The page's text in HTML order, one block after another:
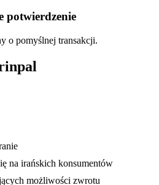
potwierdzenie
o pomyślnej transakcji.
na irańskich konsumentów
możliwości zwrotu